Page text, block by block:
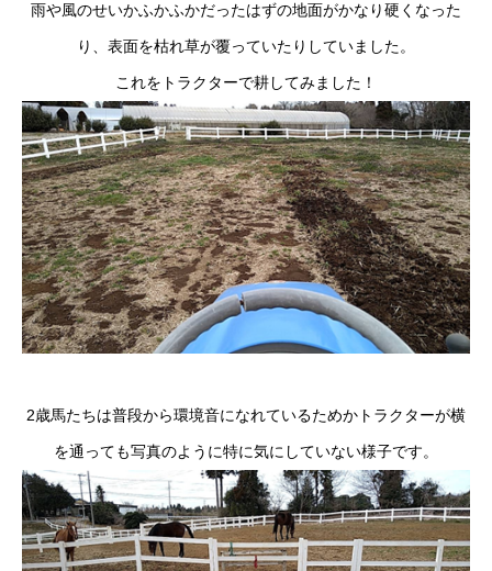
雨や風のせいかふかふかだったはずの地面がかなり硬くなった
り、表面を枯れ草が覆っていたりしていました。
これをトラクターで耕してみました！
2歳馬たちは普段から環境音になれているためかトラクターが横
を通っても写真のように特に気にしていない様子です。